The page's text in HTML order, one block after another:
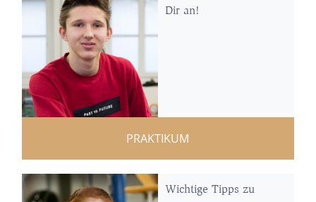
Dir an!
PRAKTIKUM
Wichtige Tipps zu